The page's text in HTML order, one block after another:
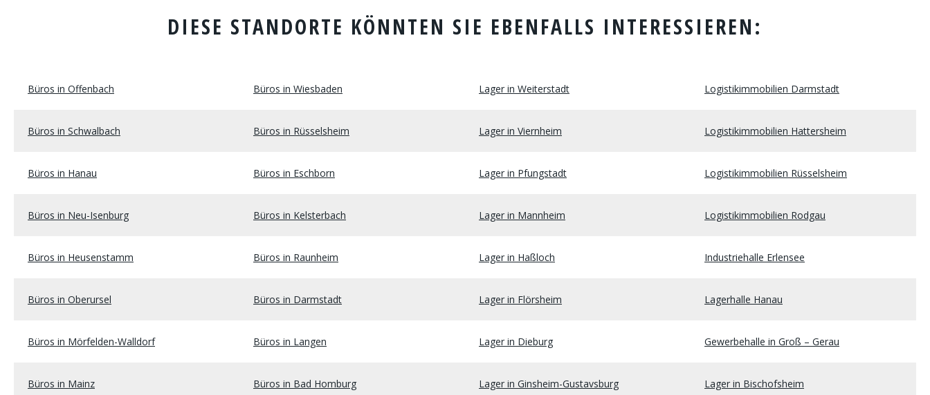
DIESE STANDORTE KÖNNTEN SIE EBENFALLS INTERESSIEREN:
Büros in Offenbach Büros in Wiesbaden Lager in Weiterstadt Logistikimmobilien Darmstadt
Büros in Schwalbach Büros in Rüsselsheim Lager in Viernheim Logistikimmobilien Hattersheim
Büros in Hanau Büros in Eschborn Lager in Pfungstadt Logistikimmobilien Rüsselsheim
Büros in Neu-Isenburg Büros in Kelsterbach Lager in Mannheim Logistikimmobilien Rodgau
Büros in Heusenstamm Büros in Raunheim Lager in Haßloch Industriehalle Erlensee
Büros in Oberursel Büros in Darmstadt Lager in Flörsheim Lagerhalle Hanau
Büros in Mörfelden-Walldorf Büros in Langen Lager in Dieburg Gewerbehalle in Groß – Gerau
Büros in Mainz Büros in Bad Homburg Lager in Ginsheim-Gustavsburg Lager in Bischofsheim